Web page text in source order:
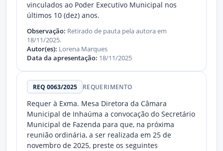
vinculados ao Poder Executivo Municipal nos
últimos 10 (dez) anos.
Observação: Retirado de pauta pela autora em
18/11/2025.
Autor(es): Lorena Marques
Data da apresentação: 18/11/2025
REQ 0063/2025 REQUERIMENTO
Requer à Exma. Mesa Diretora da Câmara
Municipal de Inhaúma a convocação do Secretário
Municipal de Fazenda para que, na próxima
reunião ordinária, a ser realizada em 25 de
novembro de 2025, preste os seguintes